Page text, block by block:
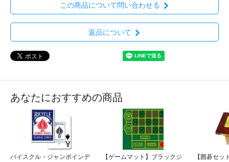
この商品について問い合わせる
返品について
あなたにおすすめの商品
バイスクル・ジャンボインデ
【ゲームマット】ブラックジ
【囲碁セ